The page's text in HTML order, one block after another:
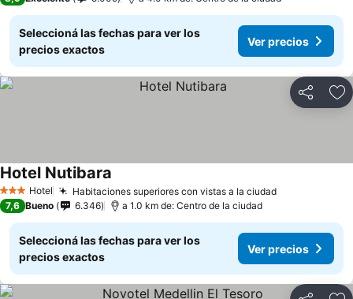
Seleccioná las fechas para ver los
precios exactos
Ver precios
Compartir
3 Estrellas
Hotel Habitaciones superiores con vistas a la ciudad
Hotel Nutibara
7,6 Bueno 6.346 a 1.0 km de: Centro de la ciudad
Seleccioná las fechas para ver los
precios exactos
Ver precios